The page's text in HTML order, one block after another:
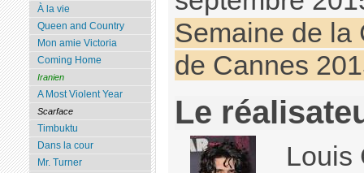
Semaine de la
de Cannes
Le
Louis
À la vie
Queen and Country
Mon amie Victoria
Coming Home
Iranien
A Most Violent Year
Scarface
Timbuktu
Dans la cour
Mr. Turner